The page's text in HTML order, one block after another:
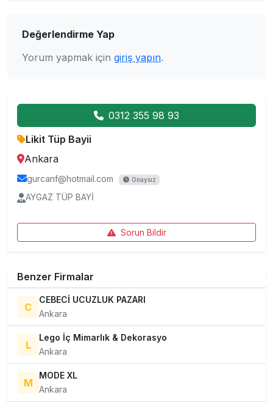
Değerlendirme Yap
Yorum yapmak için giriş yapın.
0312 355 98 93
Likit Tüp Bayii
Ankara
gurcanf@hotmail.com Onaysız
AYGAZ TÜP BAYİ
Sorun Bildir
Benzer Firmalar
C
CEBECİ UCUZLUK PAZARI
Ankara
L
Lego İç Mimarlık & Dekorasyo
Ankara
M
MODE XL
Ankara